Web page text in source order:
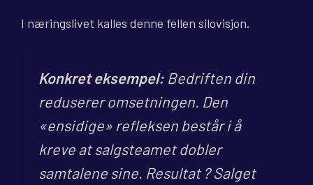
I næringslivet kalles denne fellen silovisjon.
Konkret eksempel: Bedriften din
reduserer omsetningen. Den
«ensidige» refleksen består i å
kreve at salgsteamet dobler
samtalene sine. Resultat ? Salget